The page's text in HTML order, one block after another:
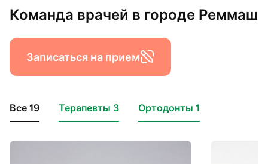
Команда врачей в городе Реммаш
Записаться на прием
Все 19 Терапевты 3 Ортодонты 1